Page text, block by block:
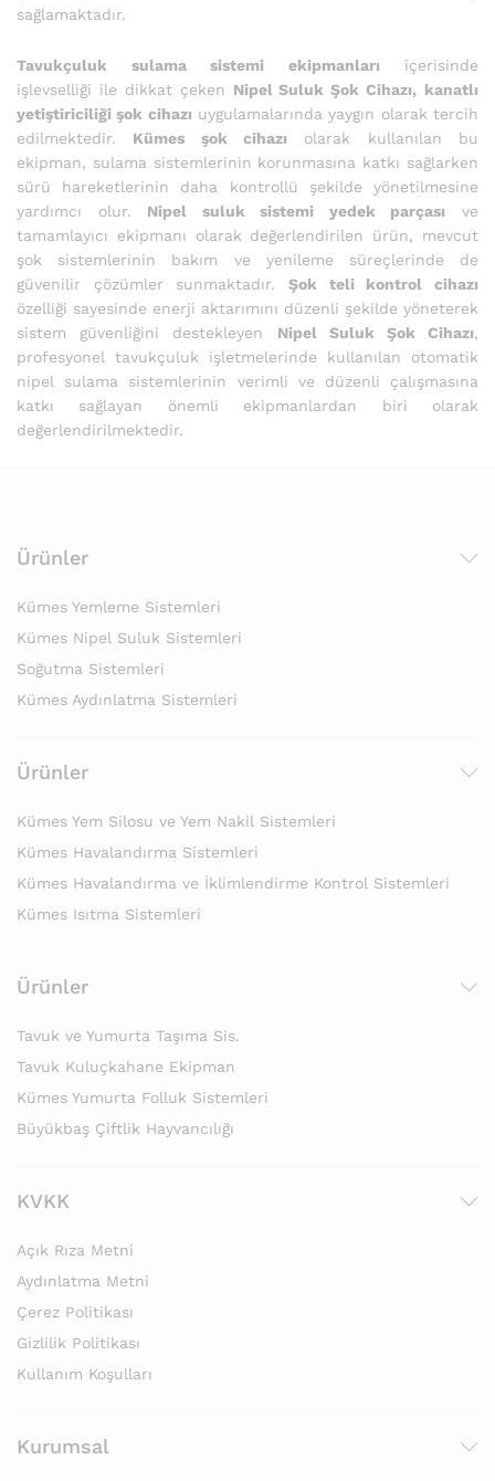
sağlamaktadır.
Tavukçuluk sulama sistemi ekipmanları içerisinde
işlevselliği ile dikkat çeken Nipel Suluk Şok Cihazı, kanatlı
yetiştiriciliği şok cihazı uygulamalarında yaygın olarak tercih
edilmektedir. Kümes şok cihazı olarak kullanılan bu
ekipman, sulama sistemlerinin korunmasına katkı sağlarken
sürü hareketlerinin daha kontrollü şekilde yönetilmesine
yardımcı olur. Nipel suluk sistemi yedek parçası ve
tamamlayıcı ekipmanı olarak değerlendirilen ürün, mevcut
şok sistemlerinin bakım ve yenileme süreçlerinde de
güvenilir çözümler sunmaktadır. Şok teli kontrol cihazı
özelliği sayesinde enerji aktarımını düzenli şekilde yöneterek
sistem güvenliğini destekleyen Nipel Suluk Şok Cihazı,
profesyonel tavukçuluk işletmelerinde kullanılan otomatik
nipel sulama sistemlerinin verimli ve düzenli çalışmasına
katkı sağlayan önemli ekipmanlardan biri olarak
değerlendirilmektedir.
Ürünler
Kümes Yemleme Sistemleri
Kümes Nipel Suluk Sistemleri
Soğutma Sistemleri
Kümes Aydınlatma Sistemleri
Ürünler
Kümes Yem Silosu ve Yem Nakil Sistemleri
Kümes Havalandırma Sistemleri
Kümes Havalandırma ve İklimlendirme Kontrol Sistemleri
Kümes Isıtma Sistemleri
Ürünler
Tavuk ve Yumurta Taşıma Sis.
Tavuk Kuluçkahane Ekipman
Kümes Yumurta Folluk Sistemleri
Büyükbaş Çiftlik Hayvancılığı
KVKK
Açık Rıza Metni
Aydınlatma Metni
Çerez Politikası
Gizlilik Politikası
Kullanım Koşulları
Kurumsal